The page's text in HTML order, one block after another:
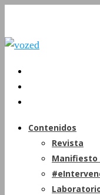
Contenidos
Revista
Manifiesto